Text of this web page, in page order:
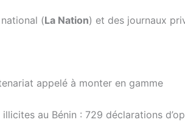
(La Nation) et des journaux
appelé à monter en gamme
au Bénin : 729 déclarations